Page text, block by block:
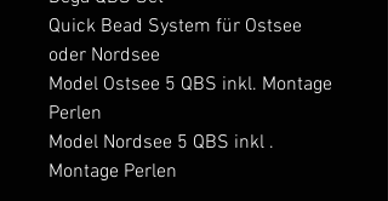
Quick Bead System für Ostsee
oder Nordsee
Model Ostsee 5 QBS inkl. Montage
Perlen
Model Nordsee 5 QBS inkl .
Montage Perlen